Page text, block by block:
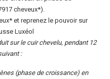
cheveux*).
et reprenez le pouvoir sur
Luxéol
sur le cuir chevelu, pendant 12
:
(phase de croissance) en